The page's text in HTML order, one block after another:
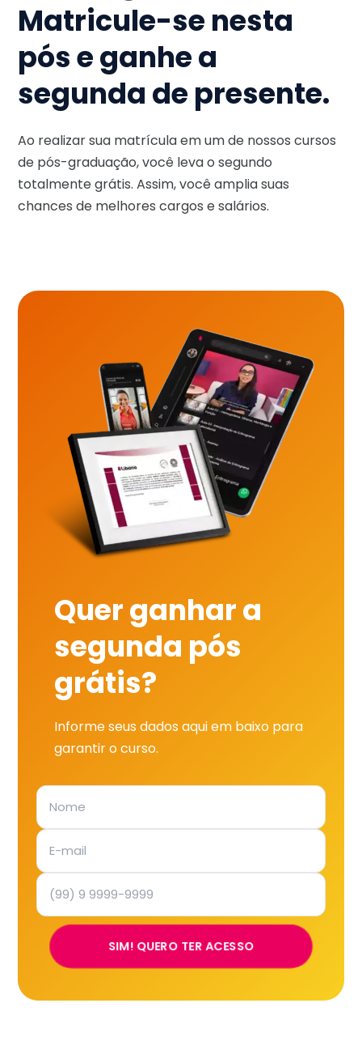
Matricule-se nesta
pós e ganhe a
segunda de presente.
Ao realizar sua matrícula em um de nossos cursos
de pós-graduação, você leva o segundo
totalmente grátis. Assim, você amplia suas
chances de melhores cargos e salários.
Quer ganhar a
segunda pós
grátis?
Informe seus dados aqui em baixo para
garantir o curso.
SIM! QUERO TER ACESSO